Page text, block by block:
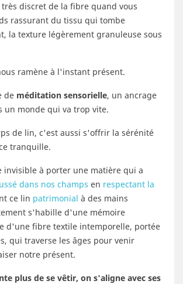
discret de la fibre quand vous
rassurant du tissu qui tombe
la texture légèrement granuleuse sous
ramène à l'instant présent.
de méditation sensorielle, un ancrage
un monde qui va trop vite.
de lin, c'est aussi s'offrir la sérénité
tranquille.
invisible à porter une matière qui a
dans nos champs en respectant la
ce lin patrimonial à des mains
s'habille d'une mémoire
d'une fibre textile intemporelle, portée
qui traverse les âges pour venir
notre présent.
plus de se vêtir, on s'aligne avec ses